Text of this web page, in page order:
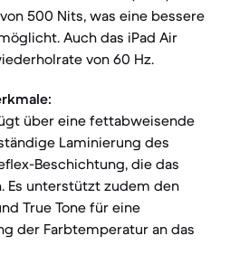
500 Nits, was eine bessere
Auch das iPad Air
von 60 Hz.
über eine fettabweisende
Laminierung des
Beschichtung, die das
Es unterstützt zudem den
True Tone für eine
der Farbtemperatur an das